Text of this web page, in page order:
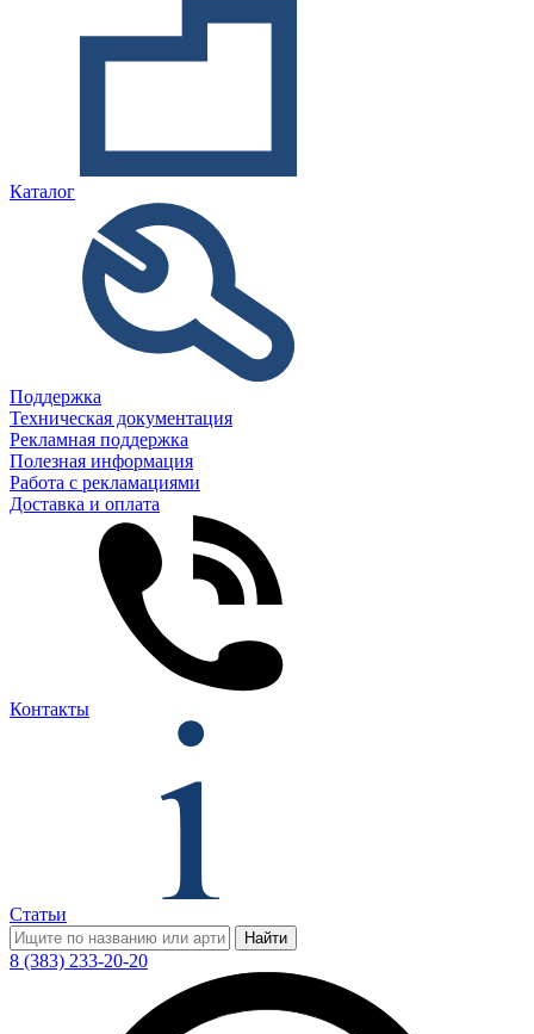
Каталог
Поддержка
Техническая документация
Рекламная поддержка
Полезная информация
Работа с рекламациями
Доставка и оплата
Контакты
Статьи
Найти
8 (383) 233-20-20